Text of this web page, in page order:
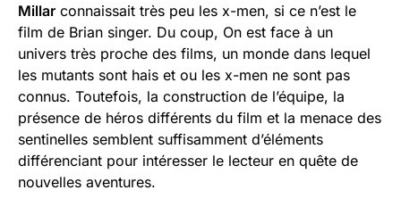
Millar connaissait très peu les x-men, si ce n’est le
film de Brian singer. Du coup, On est face à un
univers très proche des films, un monde dans lequel
les mutants sont hais et ou les x-men ne sont pas
connus. Toutefois, la construction de l’équipe, la
présence de héros différents du film et la menace des
sentinelles semblent suffisamment d’éléments
différenciant pour intéresser le lecteur en quête de
nouvelles aventures.